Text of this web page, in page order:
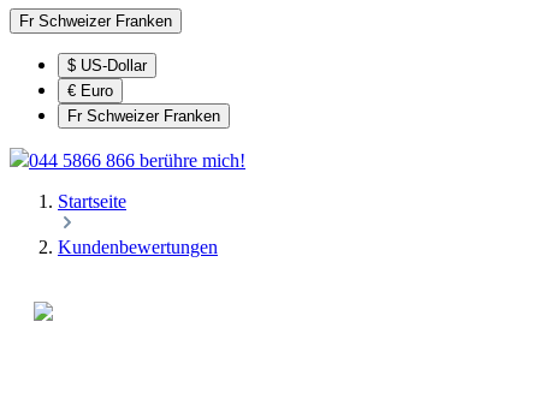
Fr Schweizer Franken
$ US-Dollar
€ Euro
Fr Schweizer Franken
044 5866 866 berühre mich!
Startseite
Kundenbewertungen